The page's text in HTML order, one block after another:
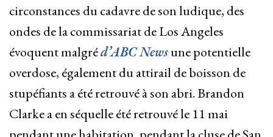
circonstances du cadavre de son ludique, des
ondes de la commissariat de Los Angeles
évoquent malgréd’ABC Newsune potentielle
overdose, également du attirail de boisson de
stupéfiants a été retrouvé à son abri. Brandon
Clarke a en séquelle été retrouvé le 11 mai